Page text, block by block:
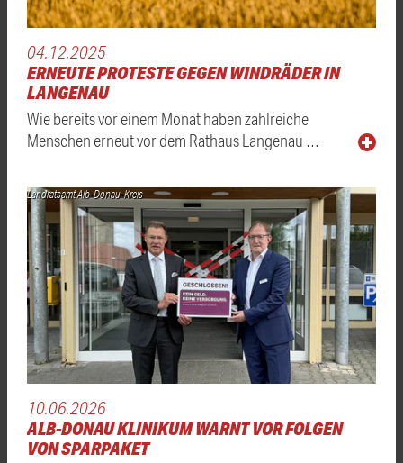
04.12.2025
ERNEUTE PROTESTE GEGEN WINDRÄDER IN
LANGENAU
Wie bereits vor einem Monat haben zahlreiche
Menschen erneut vor dem Rathaus Langenau …
Landratsamt Alb-Donau-Kreis
10.06.2026
ALB-DONAU KLINIKUM WARNT VOR FOLGEN
VON SPARPAKET